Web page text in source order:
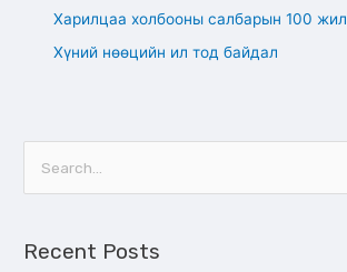
Харилцаа холбооны салбарын 100 жил
Хүний нөөцийн ил тод байдал
rRecent Posts